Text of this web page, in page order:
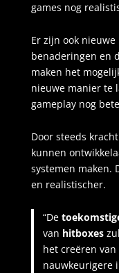
games nog
Er zijn ook
benaderingen en
maken het
nieuwe manier te
gameplay nog
Door steeds
kunnen
systemen maken.
en realistischer.
“De
van hitboxes
het creëren
nauwkeurigere